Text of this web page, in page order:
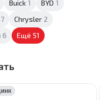
Buick 1 BYD 1
Chrysler 2
6 Ещё 51